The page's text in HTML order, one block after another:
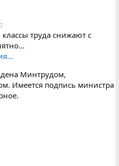
труда снижают с
Минтрудом,
Имеется подпись министра